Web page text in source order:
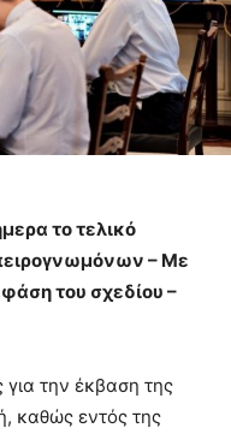
το τελικό
– Με
του σχεδίου –
για την έκβαση της
καθώς εντός της